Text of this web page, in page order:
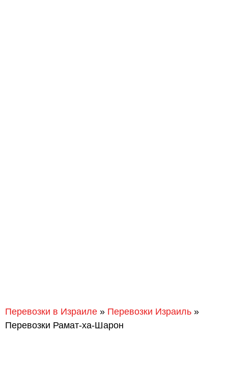
Перевозки в Израиле » Перевозки Израиль »
Перевозки Рамат-ха-Шарон